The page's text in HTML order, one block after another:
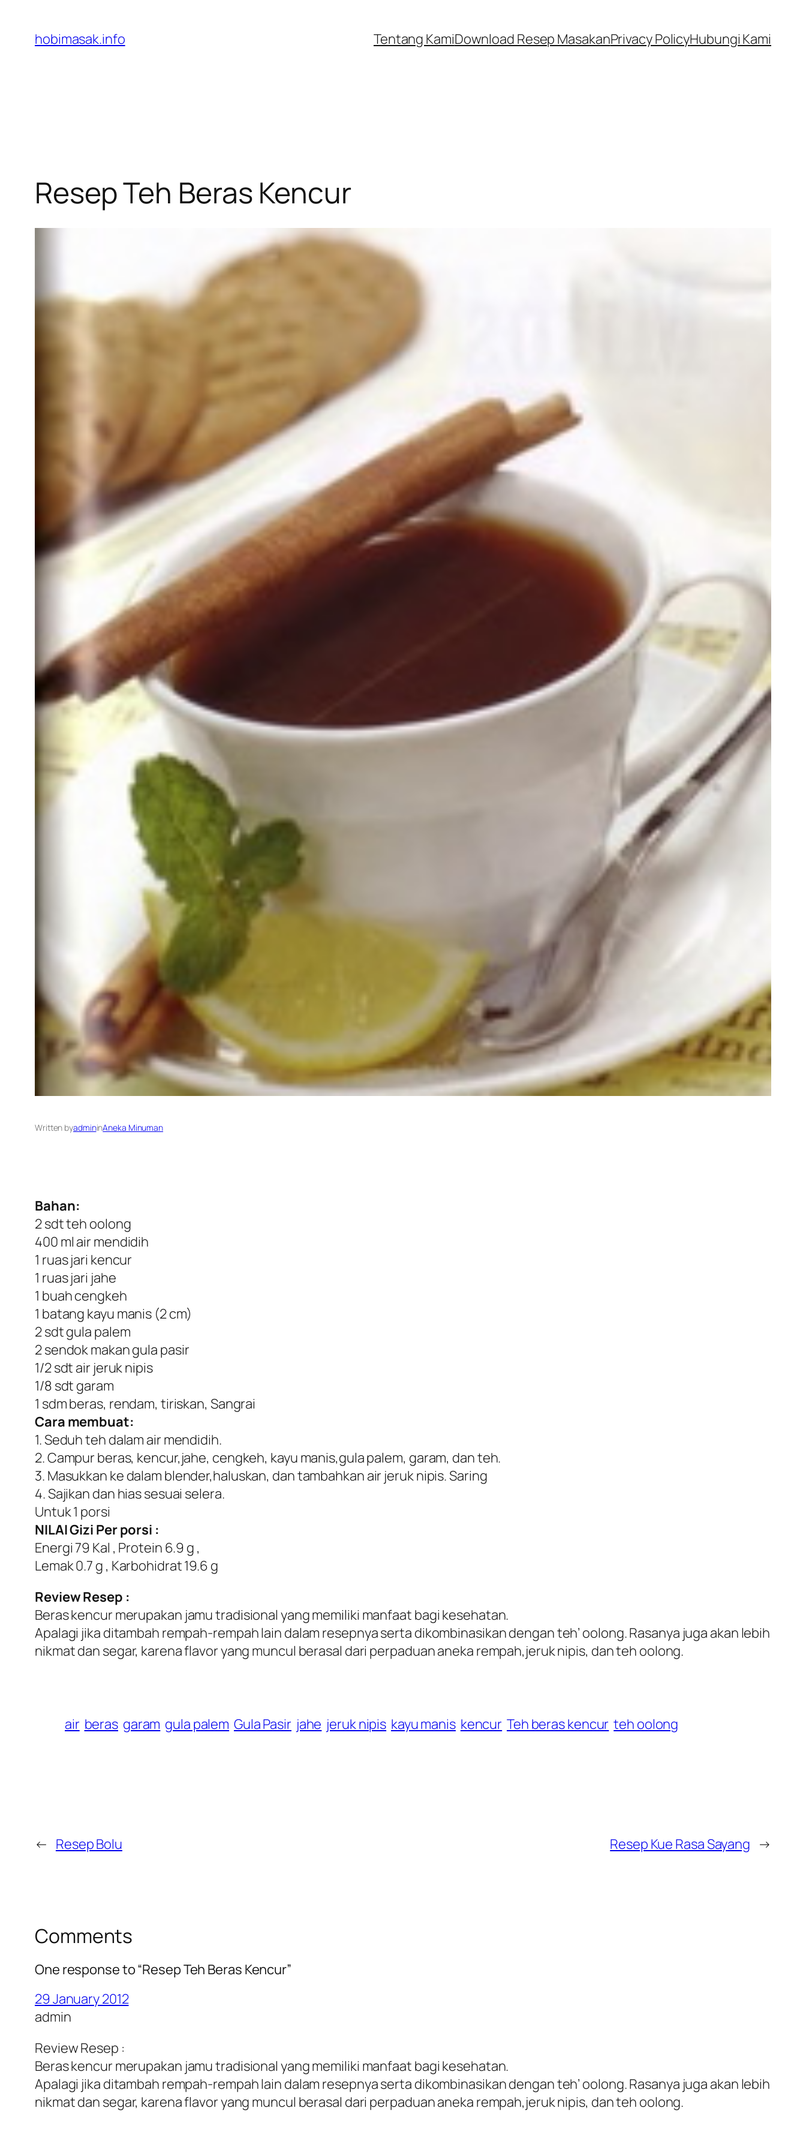
content
hobimasak.info Tentang KamiDownload Resep MasakanPrivacy PolicyHubungi Kami
Resep Teh Beras Kencur
Written byadmininAneka Minuman
Bahan:
2 sdt teh oolong
400 ml air mendidih
1 ruas jari kencur
1 ruas jari jahe
1 buah cengkeh
1 batang kayu manis (2 cm)
2 sdt gula palem
2 sendok makan gula pasir
1/2 sdt air jeruk nipis
1/8 sdt garam
1 sdm beras, rendam, tiriskan, Sangrai
Cara membuat:
1. Seduh teh dalam air mendidih.
2. Campur beras, kencur,jahe, cengkeh, kayu manis,gula palem, garam, dan teh.
3. Masukkan ke dalam blender,haluskan, dan tambahkan air jeruk nipis. Saring
4. Sajikan dan hias sesuai selera.
Untuk 1 porsi
NILAI Gizi Per porsi :
Energi 79 Kal , Protein 6.9 g ,
Lemak 0.7 g , Karbohidrat 19.6 g
Review Resep :
Beras kencur merupakan jamu tradisional yang memiliki manfaat bagi kesehatan.
Apalagi jika ditambah rempah-rempah lain dalam resepnya serta dikombinasikan dengan teh’ oolong. Rasanya juga akan lebih
nikmat dan segar, karena flavor yang muncul berasal dari perpaduan aneka rempah,jeruk nipis, dan teh oolong.
air beras garam gula palem Gula Pasir jahe jeruk nipis kayu manis kencur Teh beras kencur teh oolong
← Resep Bolu Resep Kue Rasa Sayang →
Comments
One response to “Resep Teh Beras Kencur”
29 January 2012
admin
Review Resep :
Beras kencur merupakan jamu tradisional yang memiliki manfaat bagi kesehatan.
Apalagi jika ditambah rempah-rempah lain dalam resepnya serta dikombinasikan dengan teh’ oolong. Rasanya juga akan lebih
nikmat dan segar, karena flavor yang muncul berasal dari perpaduan aneka rempah,jeruk nipis, dan teh oolong.